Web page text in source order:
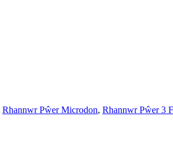
Rhannwr Pŵer Microdon, Rhannwr Pŵer 3